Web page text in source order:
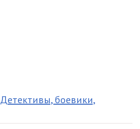
Детективы, боевики,